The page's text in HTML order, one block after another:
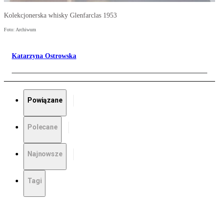
Kolekcjonerska whisky Glenfarclas 1953
Foto: Archiwum
Katarzyna Ostrowska
Powiązane
Polecane
Najnowsze
Tagi